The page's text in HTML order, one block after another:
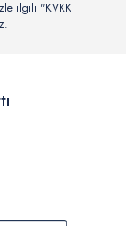
ilgili "KVKK